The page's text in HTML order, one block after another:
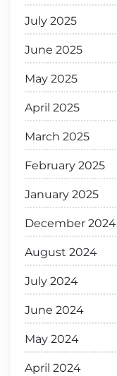
July 2025
June 2025
May 2025
April 2025
March 2025
February 2025
January 2025
December 2024
August 2024
July 2024
June 2024
May 2024
April 2024